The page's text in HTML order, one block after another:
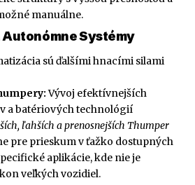
manuálne.
Systémy
sú ďalšími hnacími silami
Vývoj efektívnejších
a batériových technológií
ľahších a prenosnejších Thumper
pre prieskum v ťažko dostupných
aplikácie, kde nie je
veľkých vozidiel.